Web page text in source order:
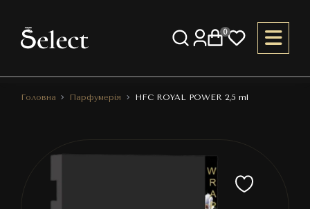
0
Головна Парфумерія HFC ROYAL POWER 2,5 ml